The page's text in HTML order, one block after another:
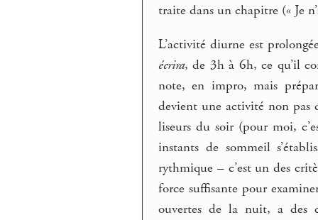
traite dans un chapitre (« Je
L’activité diurne est
écrira, de 3h à 6h, ce qu’il
note, en impro, mais
devient une activité non pas
liseurs du soir (pour moi,
instants de sommeil
rythmique – c’est un des
force suffisante pour
ouvertes de la nuit, a des